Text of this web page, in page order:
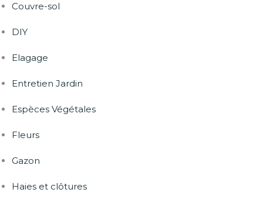
Couvre-sol
DIY
Elagage
Entretien Jardin
Espèces Végétales
Fleurs
Gazon
Haies et clôtures